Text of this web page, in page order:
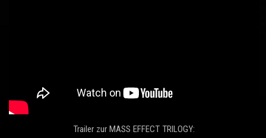
Trailer zur MASS EFFECT TRILOGY: